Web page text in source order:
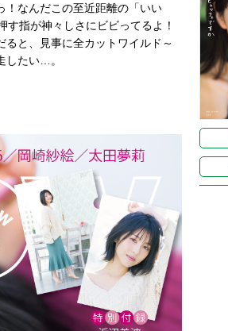
！なんだこの至近距離の「いい
指が神々しさにビビってるよ！
と、見事に全カットワイルド～
したい…。